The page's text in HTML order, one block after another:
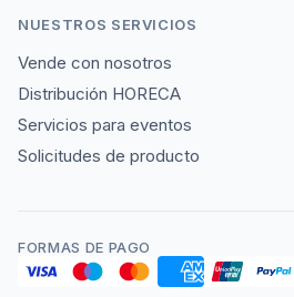
NUESTROS SERVICIOS
Vende con nosotros
Distribución HORECA
Servicios para eventos
Solicitudes de producto
FORMAS DE PAGO